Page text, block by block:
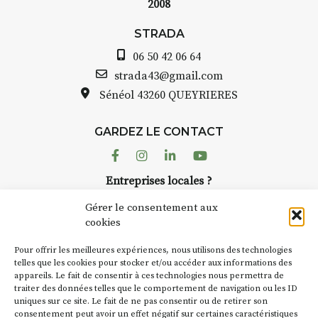
Gérer le consentement aux
cookies
Pour offrir les meilleures expériences, nous utilisons des technologies
telles que les cookies pour stocker et/ou accéder aux informations des
appareils. Le fait de consentir à ces technologies nous permettra de
traiter des données telles que le comportement de navigation ou les ID
uniques sur ce site. Le fait de ne pas consentir ou de retirer son
consentement peut avoir un effet négatif sur certaines caractéristiques
avez ouvert une galerie à
Auzon…
Bernard TURLE Le Fumoir n’est
pas une galerie permanente.
AuzonToujours organise
dans le village. Des artistes et
caves, les granges d’Auzon. Le
Fumoir est l’un de ces espaces
d’autres activités culturelles de
la Petite Cité de Caractère. Par
exemple, l’installationCochon
Charbons’inscrit comme en
« off » du festival d’Auzon 2026
2008
STRADA
06 50 42 06 64
strada43@gmail.com
Sénéol 43260 QUEYRIERES
GARDEZ LE CONTACT
FacebookInstagram
LinkedinYoutube
Entreprises locales ?
Suivez toute l'actu de Strada